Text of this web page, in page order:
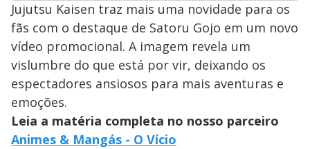
Jujutsu Kaisen traz mais uma novidade para os
fãs com o destaque de Satoru Gojo em um novo
vídeo promocional. A imagem revela um
vislumbre do que está por vir, deixando os
espectadores ansiosos para mais aventuras e
emoções.
Leia a matéria completa no nosso parceiro
Animes & Mangás - O Vício